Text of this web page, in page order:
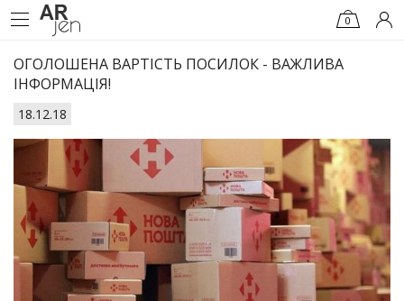
0
ОГОЛОШЕНА ВАРТІСТЬ ПОСИЛОК - ВАЖЛИВА
ІНФОРМАЦІЯ!
18.12.18